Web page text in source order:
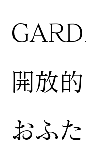
開放
おふ